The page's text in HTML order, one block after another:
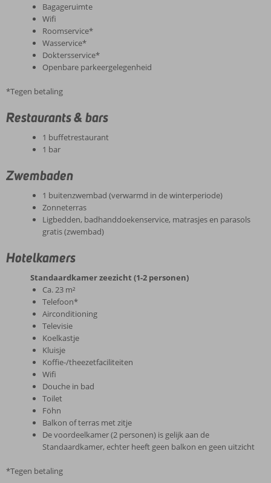
Bagageruimte
Wifi
Roomservice*
Wasservice*
Doktersservice*
Openbare parkeergelegenheid
*Tegen betaling
Restaurants & bars
1 buffetrestaurant
1 bar
Zwembaden
1 buitenzwembad (verwarmd in de winterperiode)
Zonneterras
Ligbedden, badhanddoekenservice, matrasjes en parasols
gratis (zwembad)
Hotelkamers
Standaardkamer zeezicht (1-2 personen)
Ca. 23 m²
Telefoon*
Airconditioning
Televisie
Koelkastje
Kluisje
Koffie-/theezetfaciliteiten
Wifi
Douche in bad
Toilet
Föhn
Balkon of terras met zitje
De voordeelkamer (2 personen) is gelijk aan de
Standaardkamer, echter heeft geen balkon en geen uitzicht
*Tegen betaling